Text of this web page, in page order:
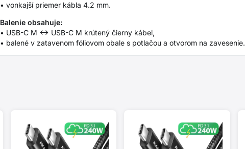
• vonkajší priemer kábla 4.2 mm.
Balenie obsahuje:
• USB-C M <-> USB-C M krútený čierny kábel,
• balené v zatavenom fóliovom obale s potlačou a otvorom na zavesenie.